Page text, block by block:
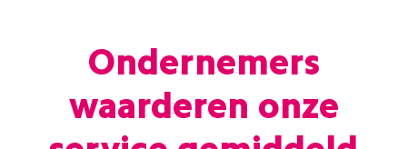
Ondernemers
waarderen onze